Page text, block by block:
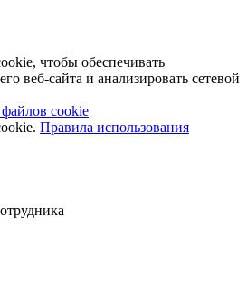
чтобы обеспечивать
веб-сайта и анализировать сетевой
cookie
Правила использования